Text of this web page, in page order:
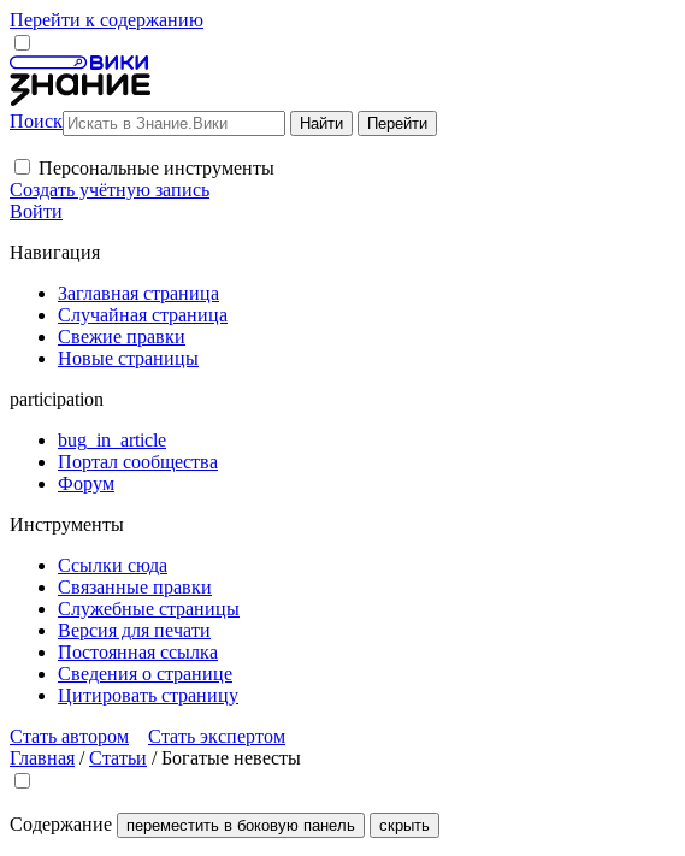
Перейти к содержанию
Поиск
Персональные инструменты
Создать учётную запись
Войти
Навигация
Заглавная страница
Случайная страница
Свежие правки
Новые страницы
participation
bug_in_article
Портал сообщества
Форум
Инструменты
Ссылки сюда
Связанные правки
Служебные страницы
Версия для печати
Постоянная ссылка
Сведения о странице
Цитировать страницу
Стать автором
Стать экспертом
Главная /Статьи /Богатые невесты
Содержание переместить в боковую панель скрыть